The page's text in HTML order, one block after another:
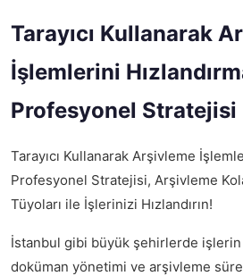
Tarayıcı Kullanarak
İşlemlerini
Profesyonel Stratejisi
Tarayıcı Kullanarak Arşivleme
Profesyonel Stratejisi, Arşivleme
Tüyoları ile İşlerinizi Hızlandırın!
İstanbul gibi büyük şehirlerde işlerin
doküman yönetimi ve arşivleme